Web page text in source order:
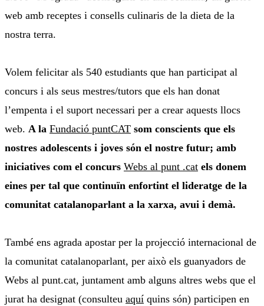
web amb receptes i consells culinaris de la dieta de la
nostra terra.
Volem felicitar als 540 estudiants que han participat al
concurs i als seus mestres/tutors que els han donat
l’empenta i el suport necessari per a crear aquests llocs
web. A la Fundació puntCAT som conscients que els
nostres adolescents i joves són el nostre futur; amb
iniciatives com el concurs Webs al punt .cat els donem
eines per tal que continuïn enfortint el lideratge de la
comunitat catalanoparlant a la xarxa, avui i demà.
També ens agrada apostar per la projecció internacional de
la comunitat catalanoparlant, per això els guanyadors de
Webs al punt.cat, juntament amb alguns altres webs que el
jurat ha designat (consulteu aquí quins són) participen en